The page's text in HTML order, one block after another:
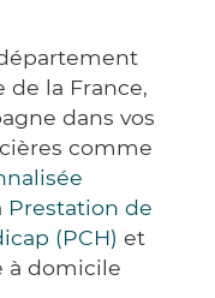
de la France,
dans vos
comme
Prestation de
(PCH) et
à domicile